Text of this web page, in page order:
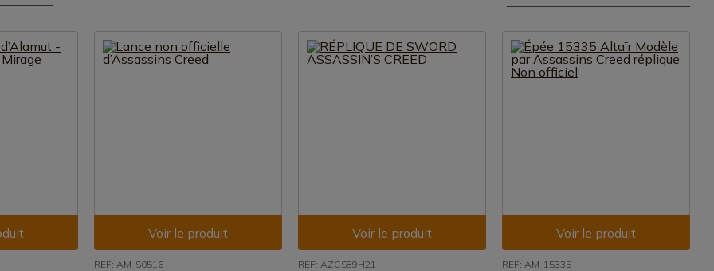
Voir le produit
REF: AM-S0516
Voir le produit
REF: AZCS89H21
Voir le produit
REF: AM-15335